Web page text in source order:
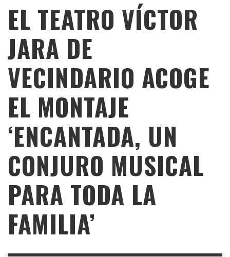
EL TEATRO VÍCTOR
JARA DE
VECINDARIO ACOGE
EL MONTAJE
‘ENCANTADA, UN
CONJURO MUSICAL
PARA TODA LA
FAMILIA’